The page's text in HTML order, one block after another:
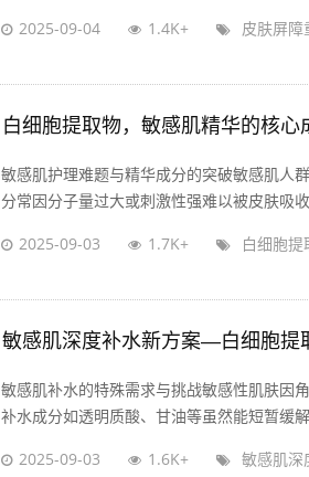
2025-09-04 1.4K+ 皮肤屏障
白细胞提取物，敏感肌精华的核心
敏感肌护理难题与精华成分的突破敏感肌人
分常因分子量过大或刺激性强难以被皮肤吸收
2025-09-03 1.7K+ 白细胞提
敏感肌深度补水新方案—白细胞提
敏感肌补水的特殊需求与挑战敏感性肌肤因
补水成分如透明质酸、甘油等虽然能短暂缓解
2025-09-03 1.6K+ 敏感肌深